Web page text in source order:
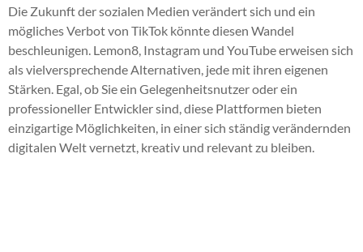
Die Zukunft der sozialen Medien verändert sich und ein
mögliches Verbot von TikTok könnte diesen Wandel
beschleunigen. Lemon8, Instagram und YouTube erweisen sich
als vielversprechende Alternativen, jede mit ihren eigenen
Stärken. Egal, ob Sie ein Gelegenheitsnutzer oder ein
professioneller Entwickler sind, diese Plattformen bieten
einzigartige Möglichkeiten, in einer sich ständig verändernden
digitalen Welt vernetzt, kreativ und relevant zu bleiben.